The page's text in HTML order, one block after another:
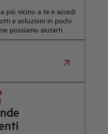
più vicino a te e accedi
e soluzioni in pochi
possiamo aiutarti.